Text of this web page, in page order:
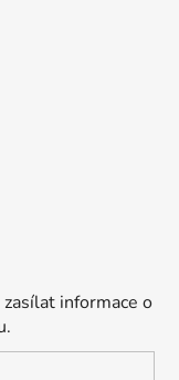
informace o